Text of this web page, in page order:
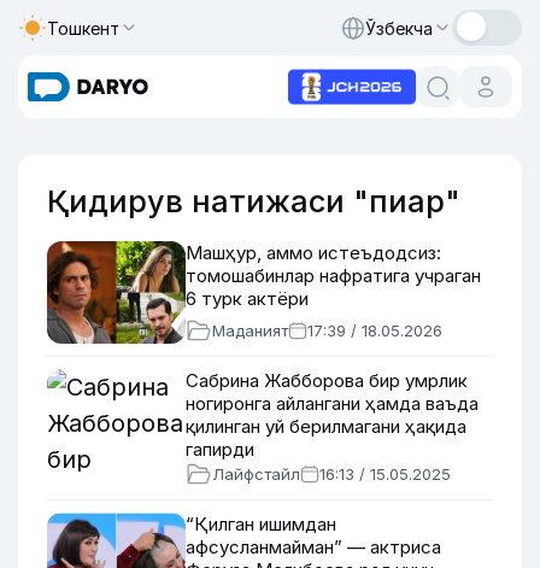
Тошкент Ўзбекча
Қидирув натижаси "пиар"
Машҳур, аммо истеъдодсиз:
томошабинлар нафратига учраган
6 турк актёри
Маданият 17:39 / 18.05.2026
Сабрина Жабборова бир умрлик
ногиронга айлангани ҳамда ваъда
қилинган уй берилмагани ҳақида
гапирди
Лайфстайл 16:13 / 15.05.2025
“Қилган ишимдан
афсусланмайман” — актриса